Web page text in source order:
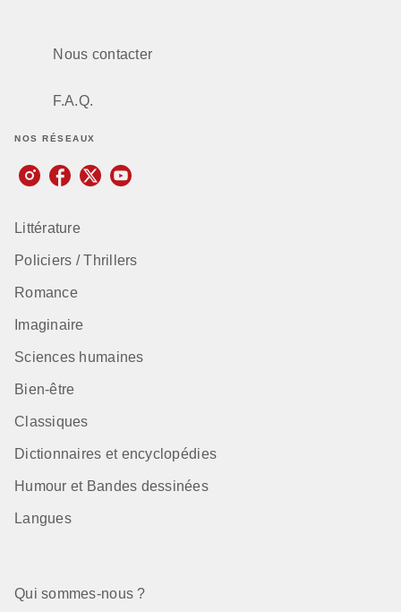
Nous contacter
F.A.Q.
NOS RÉSEAUX
Littérature
Policiers / Thrillers
Romance
Imaginaire
Sciences humaines
Bien-être
Classiques
Dictionnaires et encyclopédies
Humour et Bandes dessinées
Langues
Qui sommes-nous ?